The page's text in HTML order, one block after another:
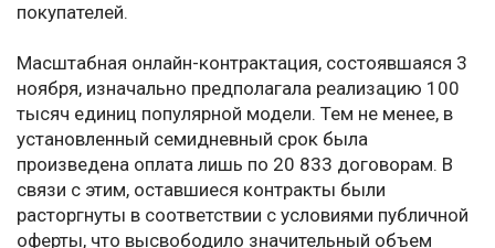
покупателей.
Масштабная онлайн-контрактация, состоявшаяся 3
ноября, изначально предполагала реализацию 100
тысяч единиц популярной модели. Тем не менее, в
установленный семидневный срок была
произведена оплата лишь по 20 833 договорам. В
связи с этим, оставшиеся контракты были
расторгнуты в соответствии с условиями публичной
оферты, что высвободило значительный объем